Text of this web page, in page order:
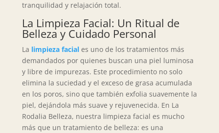
tranquilidad y relajación total.
La Limpieza Facial: Un Ritual de
Belleza y Cuidado Personal
La limpieza faciales uno de los tratamientos más
demandados por quienes buscan una piel luminosa
y libre de impurezas. Este procedimiento no solo
elimina la suciedad y el exceso de grasa acumulada
en los poros, sino que también exfolia suavemente la
piel, dejándola más suave y rejuvenecida. En La
Rodalia Belleza, nuestra limpieza facial es mucho
más que un tratamiento de belleza: es una